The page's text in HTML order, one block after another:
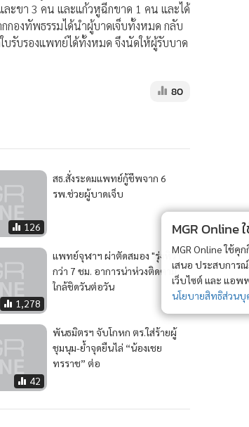
ละขา 3 คน และแก้วหูฉีกขาด 1 คน และได้
กองทัพธรรมได้นำผู้บาดเจ็บทั้งหมด กลับ
รับรองแพทย์ได้ทั้งหมด จึงนัดให้ผู้รับบาด
80
126
สธ.สั่งระดมแพทย์กู้ชีพจาก 6
รพ.ช่วยผู้บาดเจ็บ
1,278
แพทย์จุฬาฯ ผ่าตัดสมอง "รุ่งทิวา"
กว่า 7 ชม. อาการน่าห่วงติดตาม
ใกล้ชิดวันต่อวัน
42
พันธมิตรฯ จับโกหก ตร.ใส่ร้ายผู้
ชุมนุม-ย้ำจุดยืนไล่ “น้องเชย
ทรราช” ต่อ
MGR Online
MGR Online ใช้คุ
เสนอ ประสบกา
เว็บไซต์ และ แอพ
นโยบายสิทธิส่วนบุ